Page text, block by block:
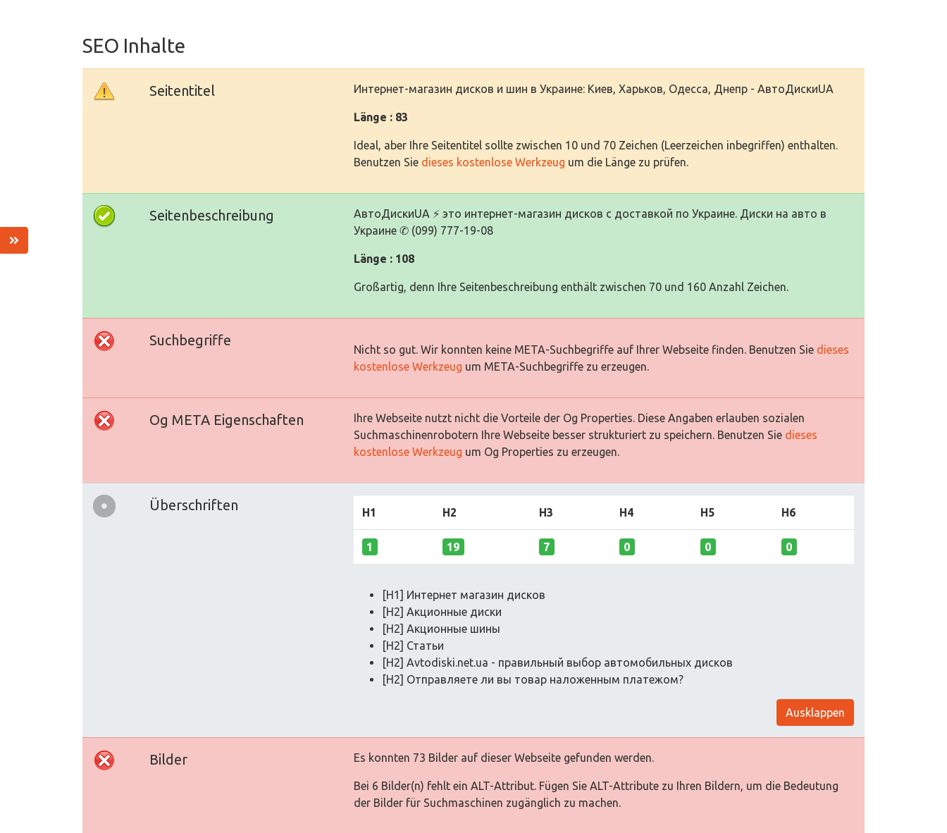
SEO Inhalte
Seitentitel Интернет-магазин дисков и шин в Украине: Киев, Харьков, Одесса, Днепр - АвтоДискиUA
Länge : 83
Ideal, aber Ihre Seitentitel sollte zwischen 10 und 70 Zeichen (Leerzeichen inbegriffen) enthalten.
Benutzen Sie dieses kostenlose Werkzeug um die Länge zu prüfen.
Seitenbeschreibung
АвтоДискиUA ⚡️ это интернет-магазин дисков с доставкой по Украине. Диски на авто в
Украине ✆ (099) 777-19-08
Länge : 108
Großartig, denn Ihre Seitenbeschreibung enthält zwischen 70 und 160 Anzahl Zeichen.
Suchbegriffe
Nicht so gut. Wir konnten keine META-Suchbegriffe auf Ihrer Webseite finden. Benutzen Sie dieses
kostenlose Werkzeug um META-Suchbegriffe zu erzeugen.
Og META Eigenschaften
Ihre Webseite nutzt nicht die Vorteile der Og Properties. Diese Angaben erlauben sozialen
Suchmaschinenrobotern Ihre Webseite besser strukturiert zu speichern. Benutzen Sie dieses
kostenlose Werkzeug um Og Properties zu erzeugen.
Überschriften H1 H2 H3 H4 H5 H6
1 19 7 0 0 0
[H1] Интернет магазин дисков
[H2] Акционные диски
[H2] Акционные шины
[H2] Статьи
[H2] Avtodiski.net.ua - правильный выбор автомобильных дисков
[H2] Отправляете ли вы товар наложенным платежом?
Ausklappen
Bilder Es konnten 73 Bilder auf dieser Webseite gefunden werden.
Bei 6 Bilder(n) fehlt ein ALT-Attribut. Fügen Sie ALT-Attribute zu Ihren Bildern, um die Bedeutung
der Bilder für Suchmaschinen zugänglich zu machen.